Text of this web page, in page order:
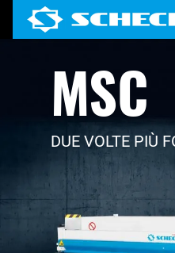
MSC
DUE VOLTE PIÙ